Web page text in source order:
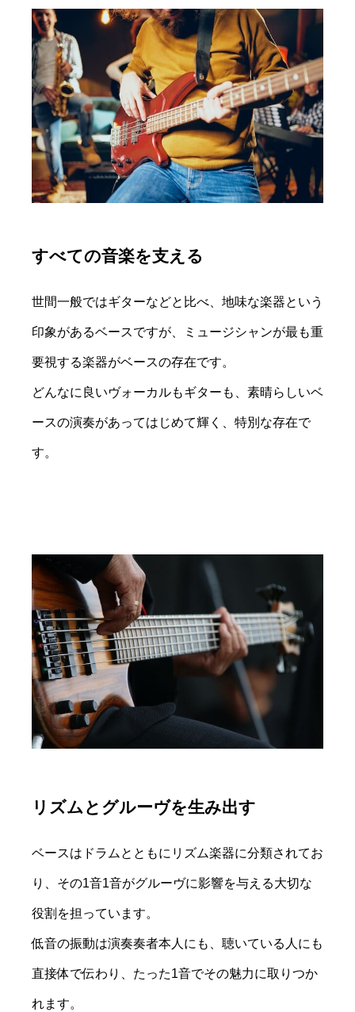
すべての音楽を支える
世間一般ではギターなどと比べ、地味な楽器という
印象があるベースですが、ミュージシャンが最も重
要視する楽器がベースの存在です。
どんなに良いヴォーカルもギターも、素晴らしいベ
ースの演奏があってはじめて輝く、特別な存在で
す。
リズムとグルーヴを生み出す
ベースはドラムとともにリズム楽器に分類されてお
り、その1音1音がグルーヴに影響を与える大切な
役割を担っています。
低音の振動は演奏奏者本人にも、聴いている人にも
直接体で伝わり、たった1音でその魅力に取りつか
れます。